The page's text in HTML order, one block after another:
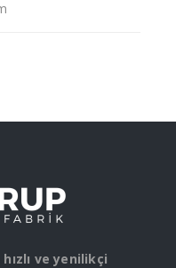
ve yenilikçi